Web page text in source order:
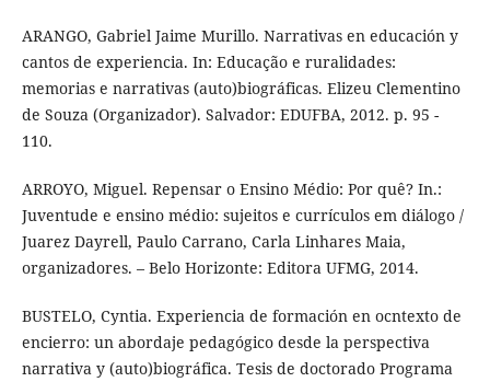
ARANGO, Gabriel Jaime Murillo. Narrativas en educación y
cantos de experiencia. In: Educação e ruralidades:
memorias e narrativas (auto)biográficas. Elizeu Clementino
de Souza (Organizador). Salvador: EDUFBA, 2012. p. 95 -
110.
ARROYO, Miguel. Repensar o Ensino Médio: Por quê? In.:
Juventude e ensino médio: sujeitos e currículos em diálogo /
Juarez Dayrell, Paulo Carrano, Carla Linhares Maia,
organizadores. – Belo Horizonte: Editora UFMG, 2014.
BUSTELO, Cyntia. Experiencia de formación en ocntexto de
encierro: un abordaje pedagógico desde la perspectiva
narrativa y (auto)biográfica. Tesis de doctorado Programa